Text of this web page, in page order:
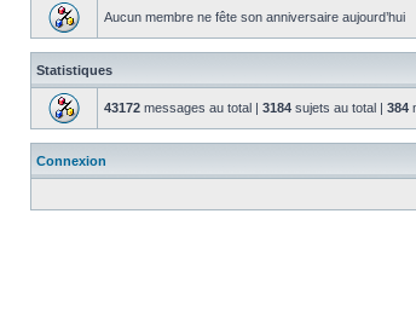
Aucun membre ne fête son anniversaire aujourd’hui
Statistiques
43172 messages au total | 3184 sujets au total | 384
Connexion